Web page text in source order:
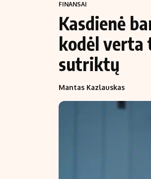
Naujienos
Aplinka
Verslas
Energetika
Ekonomika
Politika
NT ir statybos
FINANSAI
Kasdienė
kodėl verta
sutriktų
Mantas Kazlauskas